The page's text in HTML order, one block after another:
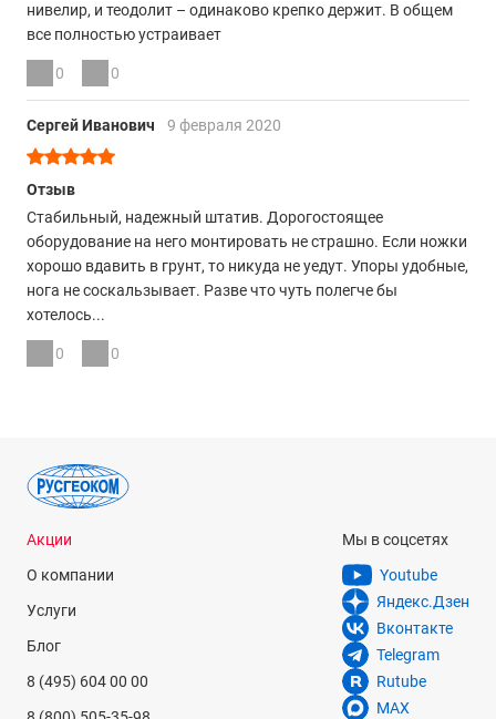
нивелир, и теодолит – одинаково крепко держит. В общем
все полностью устраивает
0 0
Сергей Иванович 9 февраля 2020
Отзыв
Стабильный, надежный штатив. Дорогостоящее
оборудование на него монтировать не страшно. Если ножки
хорошо вдавить в грунт, то никуда не уедут. Упоры удобные,
нога не соскальзывает. Разве что чуть полегче бы
хотелось...
0 0
Акции
О компании
Услуги
Блог
8 (495) 604 00 00
Мы в соцсетях
Youtube
Яндекс.Дзен
Вконтакте
Telegram
Rutube
MAX